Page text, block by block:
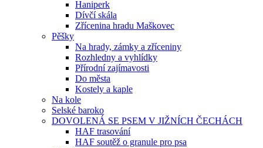
Haniperk
Dívčí skála
Zřícenina hradu Maškovec
Pěšky
Na hrady, zámky a zříceniny
Rozhledny a vyhlídky
Přírodní zajímavosti
Do města
Kostely a kaple
Na kole
Selské baroko
DOVOLENÁ SE PSEM V JIŽNÍCH ČECHÁCH
HAF trasování
HAF soutěž o granule pro psa